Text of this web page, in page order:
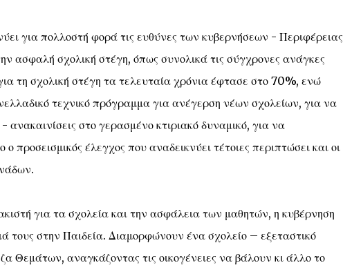
για πολλοστή φορά τις ευθύνες των κυβερνήσεων - Περιφέρειας
ασφαλή σχολική στέγη, όπως συνολικά τις σύγχρονες ανάγκες
τη σχολική στέγη τα τελευταία χρόνια έφτασε στο 70%, ενώ
τεχνικό πρόγραμμα για ανέγερση νέων σχολείων, για να
ανακαινίσεις στο γερασμένο κτιριακό δυναμικό, για να
προσεισμικός έλεγχος που αναδεικνύει τέτοιες περιπτώσει και οι
για τα σχολεία και την ασφάλεια των μαθητών, η κυβέρνηση
τους στην Παιδεία. Διαμορφώνουν ένα σχολείο – εξεταστικό
Θεμάτων, αναγκάζοντας τις οικογένειες να βάλουν κι άλλο το